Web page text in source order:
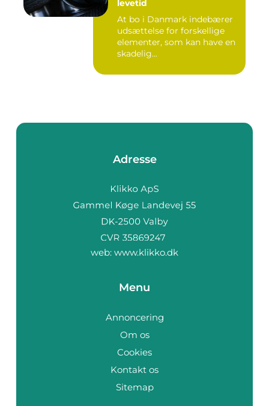
levetid
At bo i Danmark indebærer
udsættelse for forskellige
elementer, som kan have en
skadelig...
Adresse
web: www.klikko.dk
Menu
Annoncering
Om os
Cookies
Kontakt os
Sitemap